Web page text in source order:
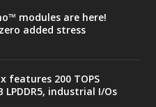
modules are here!
added stress
features 200 TOPS
LPDDR5, industrial I/Os